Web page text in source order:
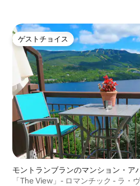
ゲストチョイス
ゲストチョイス
モントランブランのマンション・ア
「The View」- ロマンチック - ラ・